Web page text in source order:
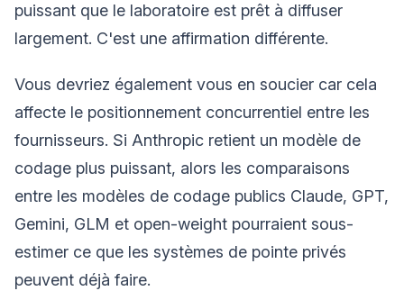
puissant que le laboratoire est prêt à diffuser
largement. C'est une affirmation différente.
Vous devriez également vous en soucier car cela
affecte le positionnement concurrentiel entre les
fournisseurs. Si Anthropic retient un modèle de
codage plus puissant, alors les comparaisons
entre les modèles de codage publics Claude, GPT,
Gemini, GLM et open-weight pourraient sous-
estimer ce que les systèmes de pointe privés
peuvent déjà faire.